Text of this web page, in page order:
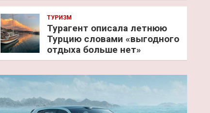
ТУРИЗМ
Турагент описала летнюю
Турцию словами «выгодного
отдыха больше нет»